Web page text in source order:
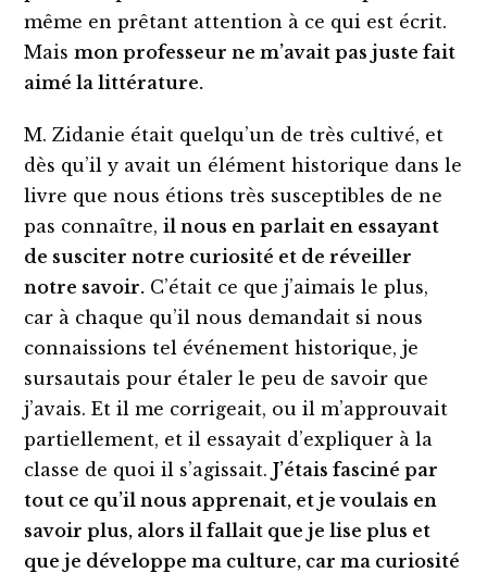
même en prêtant attention à ce qui est écrit.
Maismon professeur ne m’avait pas juste fait
aimé la littérature.
M. Zidanie était quelqu’un de très cultivé, et
dès qu’il y avait un élément historique dans le
livre que nous étions très susceptibles de ne
pas connaître,il nous en parlait en essayant
de susciter notre curiosité et deréveiller
notre savoir. C’était ce que j’aimais le plus,
car à chaque qu’il nous demandait si nous
connaissions tel événement historique, je
sursautais pour étaler le peu de savoir que
j’avais. Et il me corrigeait, ou il m’approuvait
partiellement, et il essayait d’expliquer à la
classe de quoi il s’agissait.J’étais fasciné par
tout ce qu’il nous apprenait, et je voulais en
savoir plus, alors il fallait que je lise plus et
que je développe ma culture, car ma curiosité